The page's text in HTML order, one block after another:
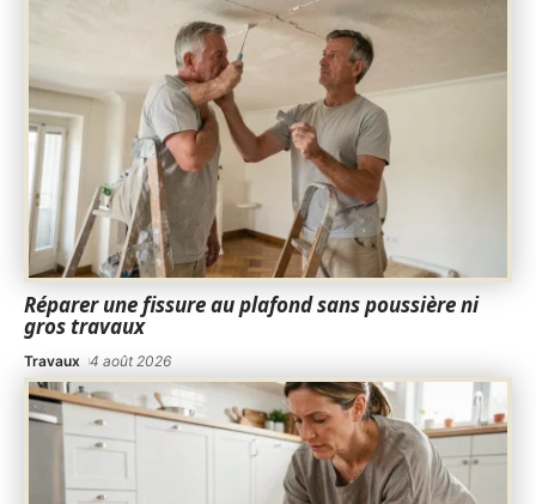
Réparer une fissure au plafond sans poussière ni
gros travaux
Travaux 4 août 2026